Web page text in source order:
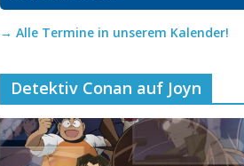
→ Alle Termine in unserem Kalender!
Detektiv Conan auf Joyn